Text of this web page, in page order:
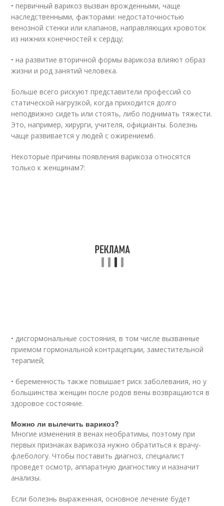
• первичный варикоз вызван врожденными, чаще
наследственными, факторами: недостаточностью
венозной стенки или клапанов, направляющих кровоток
из нижних конечностей к сердцу;
• на развитие вторичной формы варикоза влияют образ
жизни и род занятий человека.
Больше всего рискуют представители профессий со
статической нагрузкой, когда приходится долго
неподвижно сидеть или стоять, либо поднимать тяжести.
Это, например, хирурги, учителя, официанты. Болезнь
чаще развивается у людей с ожирением6.
Некоторые причины появления варикоза относятся
только к женщинам7:
• дисгормональные состояния, в том числе вызванные
приемом гормональной контрацепции, заместительной
терапией;
• беременность также повышает риск заболевания, но у
большинства женщин после родов вены возвращаются в
здоровое состояние.
Можно ли вылечить варикоз?
Многие изменения в венах необратимы, поэтому при
первых признаках варикоза нужно обратиться к врачу-
флебологу. Чтобы поставить диагноз, специалист
проведет осмотр, аппаратную диагностику и назначит
анализы.
Если болезнь выраженная, основное лечение будет